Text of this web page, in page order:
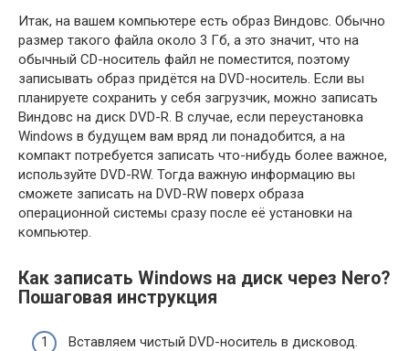
Итак, на вашем компьютере есть образ Виндовс. Обычно
размер такого файла около 3 Гб, а это значит, что на
обычный CD-носитель файл не поместится, поэтому
записывать образ придётся на DVD-носитель. Если вы
планируете сохранить у себя загрузчик, можно записать
Виндовс на диск DVD-R. В случае, если переустановка
Windows в будущем вам вряд ли понадобится, а на
компакт потребуется записать что-нибудь более важное,
используйте DVD-RW. Тогда важную информацию вы
сможете записать на DVD-RW поверх образа
операционной системы сразу после её установки на
компьютер.
Как записать Windows на диск через Nero?
Пошаговая инструкция
Вставляем чистый DVD-носитель в дисковод.